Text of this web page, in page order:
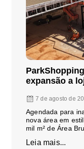
expansão a
7 de agosto de
Agendada para
nova área em
mil m² de Área
Leia mais...